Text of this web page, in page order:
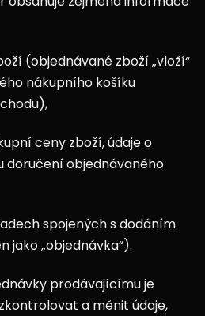
(objednávané zboží „vloží“
nákupního košíku
ceny zboží, údaje o
doručení objednávaného
spojených s dodáním
jako „objednávka“).
prodávajícímu je
a měnit údaje,